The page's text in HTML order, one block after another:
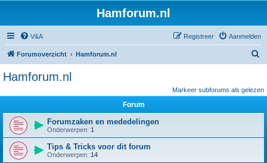
Hamforum.nl
V&A Aanmelden
Registreer
Forumoverzicht Hamforum.nl
k
Hamforum.nl
Markeer subforums als gelezen
Forum
Forumzaken en mededelingen
Onderwerpen: 1
Tips & Tricks voor dit forum
Onderwerpen: 14